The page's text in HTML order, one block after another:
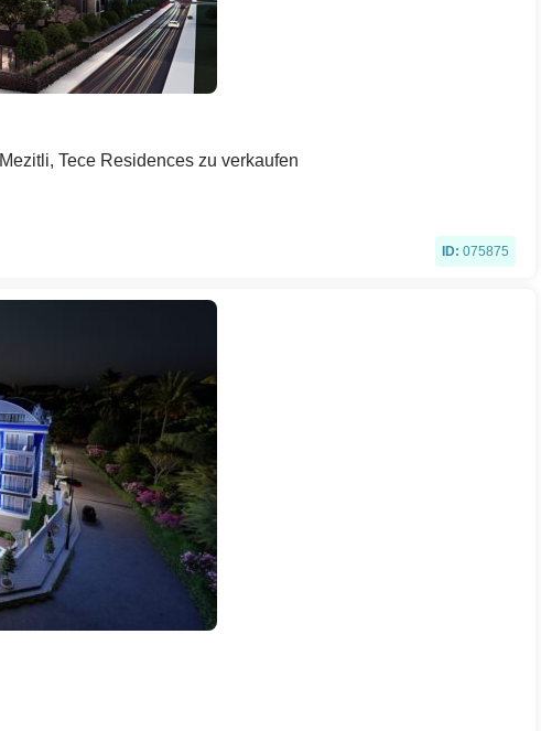
Tece Residences zu verkaufen
ID: 075875